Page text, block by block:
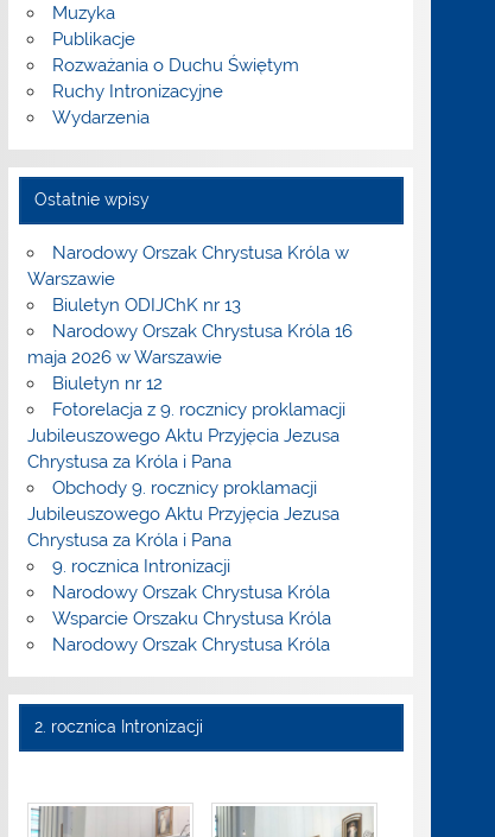
Muzyka
Publikacje
Rozważania o Duchu Świętym
Ruchy Intronizacyjne
Wydarzenia
Ostatnie wpisy
Narodowy Orszak Chrystusa Króla w
Warszawie
Biuletyn ODIJChK nr 13
Narodowy Orszak Chrystusa Króla 16
maja 2026 w Warszawie
Biuletyn nr 12
Fotorelacja z 9. rocznicy proklamacji
Jubileuszowego Aktu Przyjęcia Jezusa
Chrystusa za Króla i Pana
Obchody 9. rocznicy proklamacji
Jubileuszowego Aktu Przyjęcia Jezusa
Chrystusa za Króla i Pana
9. rocznica Intronizacji
Narodowy Orszak Chrystusa Króla
Wsparcie Orszaku Chrystusa Króla
Narodowy Orszak Chrystusa Króla
2. rocznica Intronizacji